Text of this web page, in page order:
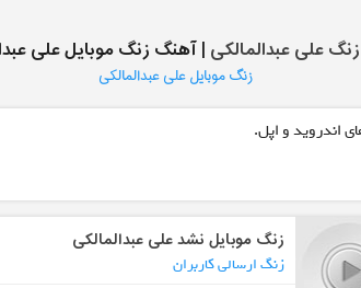
علی عبدالمالکی | آهنگ زنگ موبایل علی
زنگ موبایل علی عبدالمالکی
اندروید و اپل.
زنگ موبایل نشد علی عبدالمالکی
زنگ ارسالی کاربران